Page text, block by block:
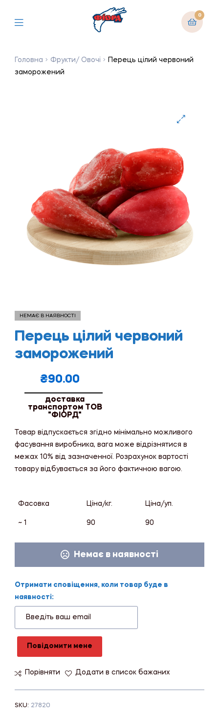
0
Головна Фрукти/ Овочі
Перець цілий червоний
заморожений
НЕМАЄ В НАЯВНОСТІ
Перець цілий червоний
заморожений
₴90.00
доставка
транспортом ТОВ
"ФІОРД"
Товар відпускається згідно мінімально можливого
фасування виробника, вага може відрізнятися в
межах 10% від зазначенної. Розрахунок вартості
товару відбувається за його фактичною вагою.
Фасовка Ціна/кг. Ціна/уп.
~ 1 90 90
Немає в наявності
Отримати сповіщення, коли товар буде в
наявності:
Повідомити мене
Порівняти Додати в список бажаних
SKU: 27820